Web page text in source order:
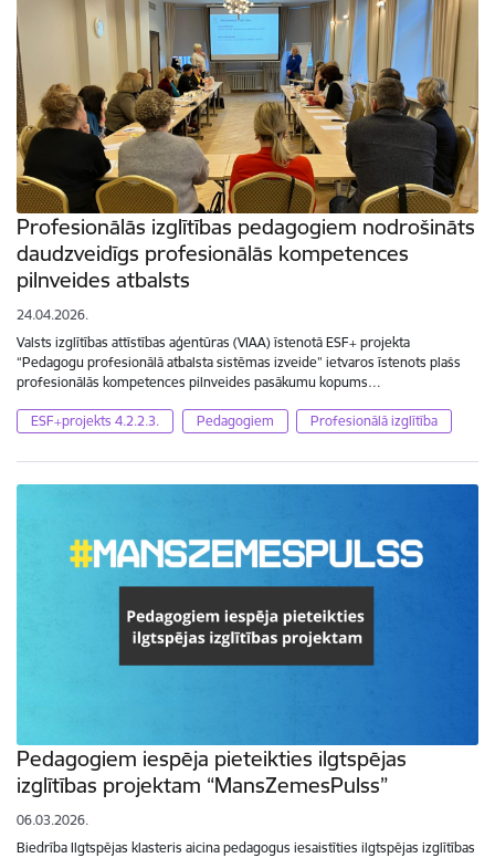
Profesionālās izglītības pedagogiem nodrošināts
daudzveidīgs profesionālās kompetences
pilnveides atbalsts
24.04.2026.
Valsts izglītības attīstības aģentūras (VIAA) īstenotā ESF+ projekta
“Pedagogu profesionālā atbalsta sistēmas izveide” ietvaros īstenots plašs
profesionālās kompetences pilnveides pasākumu kopums…
ESF+projekts 4.2.2.3. Pedagogiem Profesionālā izglītība
Pedagogiem iespēja pieteikties ilgtspējas
izglītības projektam “MansZemesPulss”
06.03.2026.
Biedrība Ilgtspējas klasteris aicina pedagogus iesaistīties ilgtspējas izglītības